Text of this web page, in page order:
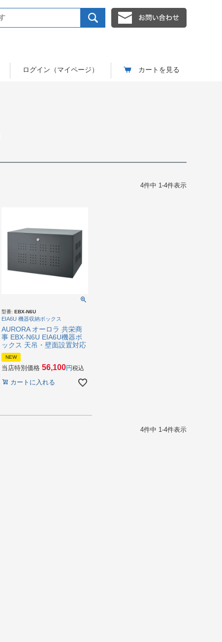
ログイン（マイページ） カートを見る
4件中 1-4件表示
型番: EBX-N6U
EIA6U 機器収納ボックス
AURORA オーロラ 共栄商
事 EBX-N6U EIA6U機器ボ
ックス 天吊・壁面設置対応
NEW
当店特別価格 56,100 税込
カートに入れる
4件中 1-4件表示